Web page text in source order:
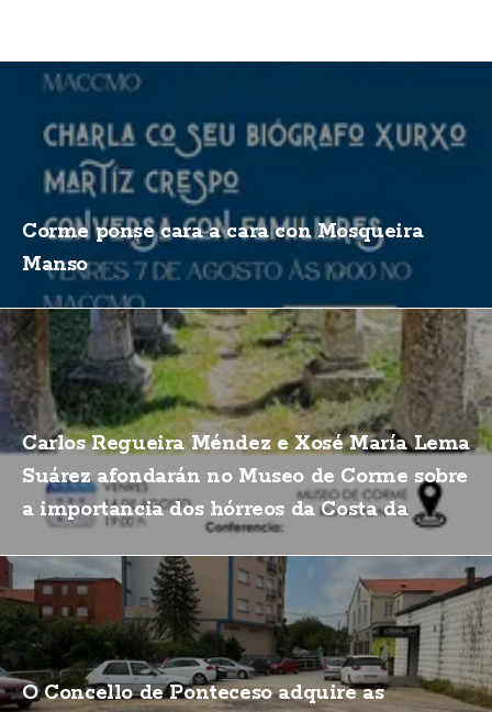
Corme ponse cara a cara con Mosqueira
Manso
Carlos Regueira Méndez e Xosé María Lema
Suárez afondarán no Museo de Corme sobre
a importancia dos hórreos da Costa da
O Concello de Ponteceso adquire as